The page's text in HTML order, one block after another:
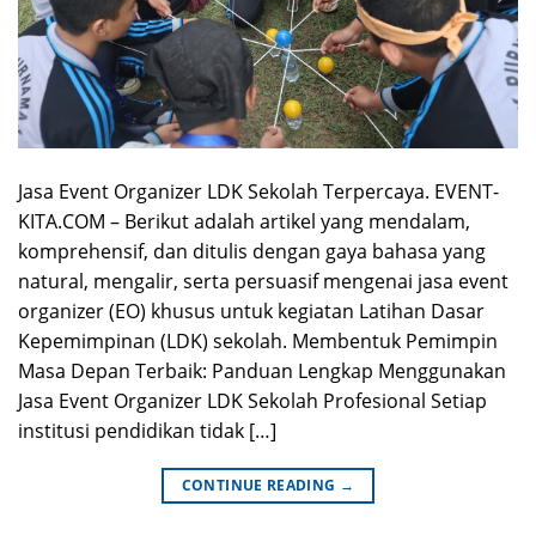
Jasa Event Organizer LDK Sekolah Terpercaya. EVENT-
KITA.COM – Berikut adalah artikel yang mendalam,
komprehensif, dan ditulis dengan gaya bahasa yang
natural, mengalir, serta persuasif mengenai jasa event
organizer (EO) khusus untuk kegiatan Latihan Dasar
Kepemimpinan (LDK) sekolah. Membentuk Pemimpin
Masa Depan Terbaik: Panduan Lengkap Menggunakan
Jasa Event Organizer LDK Sekolah Profesional Setiap
institusi pendidikan tidak […]
CONTINUE READING →